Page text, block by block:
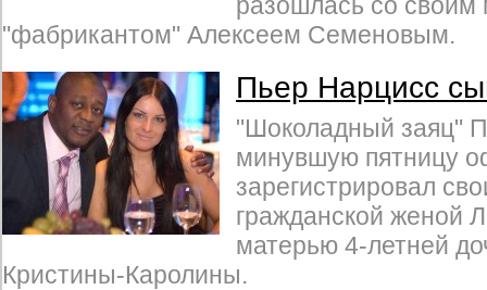
"фабрикантом" Алексеем Семеновым.
Пьер Нарцисс
"Шоколадный заяц"
минувшую пятницу
зарегистрировал
гражданской женой
матерью 4-летней
Кристины-Каролины.